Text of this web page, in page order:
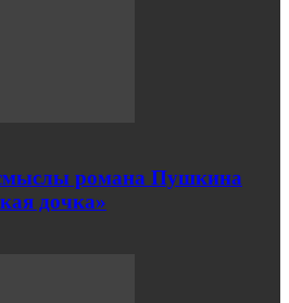
романа Пушкина
дочка»